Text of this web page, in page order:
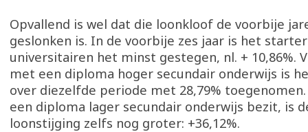
Opvallend is wel dat die loonkloof de voorbije
geslonken is. In de voorbije zes jaar is het
universitairen het minst gestegen, nl. + 10,86%.
met een diploma hoger secundair onderwijs is
over diezelfde periode met 28,79%
een diploma lager secundair onderwijs bezit, is
loonstijging zelfs nog groter: +36,12%.